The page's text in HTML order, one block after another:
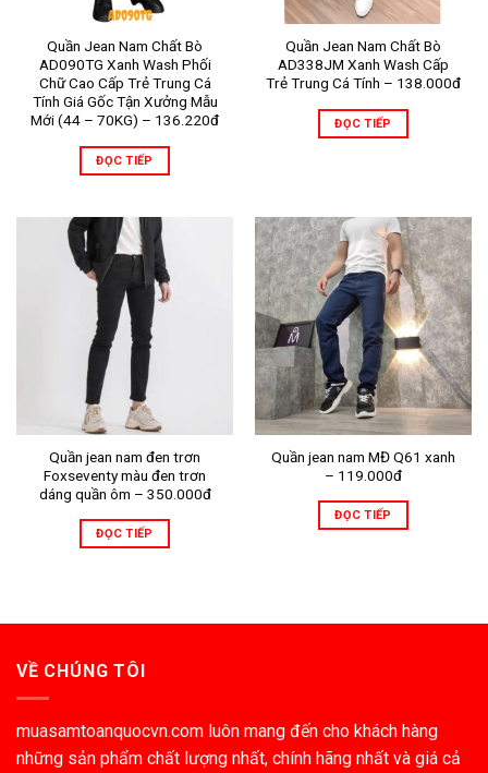
Quần Jean Nam Chất Bò
AD090TG Xanh Wash Phối
Chữ Cao Cấp Trẻ Trung Cá
Tính Giá Gốc Tận Xưởng Mẫu
Mới (44 – 70KG) – 136.220đ
ĐỌC TIẾP
Quần Jean Nam Chất Bò
AD338JM Xanh Wash Cấp
Trẻ Trung Cá Tính – 138.000đ
ĐỌC TIẾP
Quần jean nam đen trơn
Foxseventy màu đen trơn
dáng quần ôm – 350.000đ
ĐỌC TIẾP
Quần jean nam MĐ Q61 xanh
– 119.000đ
ĐỌC TIẾP
VỀ CHÚNG TÔI
muasamtoanquocvn.com luôn mang đến cho khách hàng
những sản phẩm chất lượng nhất, chính hãng nhất và giá cả